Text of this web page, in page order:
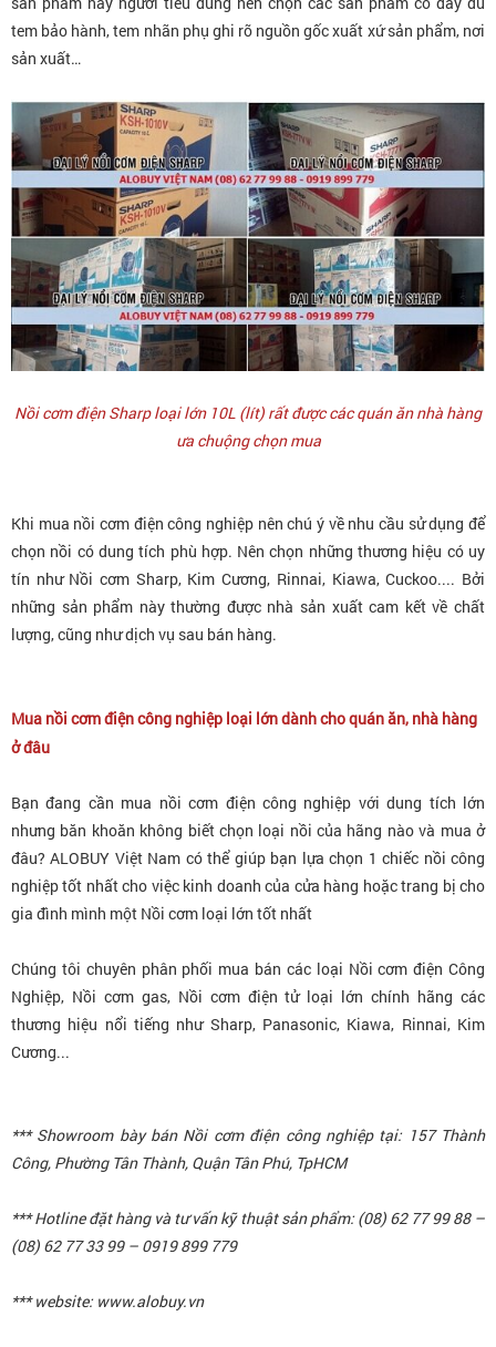
tem bảo hành, tem nhãn phụ ghi rõ nguồn gốc xuất xứ sản phẩm, nơi
sản xuất…
Nồi cơm điện Sharp loại lớn 10L (lít) rất được các quán ăn nhà hàng
ưa chuộng chọn mua
Khi mua nồi cơm điện công nghiệp nên chú ý về nhu cầu sử dụng để
chọn nồi có dung tích phù hợp. Nên chọn những thương hiệu có uy
tín như Nồi cơm Sharp, Kim Cương, Rinnai, Kiawa, Cuckoo.... Bởi
những sản phẩm này thường được nhà sản xuất cam kết về chất
lượng, cũng như dịch vụ sau bán hàng.
Mua nồi cơm điện công nghiệp loại lớn dành cho quán ăn, nhà hàng
ở đâu
Bạn đang cần mua nồi cơm điện công nghiệp với dung tích lớn
nhưng băn khoăn không biết chọn loại nồi của hãng nào và mua ở
đâu? ALOBUY Việt Nam có thể giúp bạn lựa chọn 1 chiếc nồi công
nghiệp tốt nhất cho việc kinh doanh của cửa hàng hoặc trang bị cho
gia đình mình một Nồi cơm loại lớn tốt nhất
Chúng tôi chuyên phân phối mua bán các loại Nồi cơm điện Công
Nghiệp, Nồi cơm gas, Nồi cơm điện tử loại lớn chính hãng các
thương hiệu nổi tiếng như Sharp, Panasonic, Kiawa, Rinnai, Kim
Cương...
*** Showroom bày bán Nồi cơm điện công nghiệp tại: 157 Thành
Công, Phường Tân Thành, Quận Tân Phú, TpHCM
*** Hotline đặt hàng và tư vấn kỹ thuật sản phẩm: (08) 62 77 99 88 –
(08) 62 77 33 99 – 0919 899 779
*** website: www.alobuy.vn